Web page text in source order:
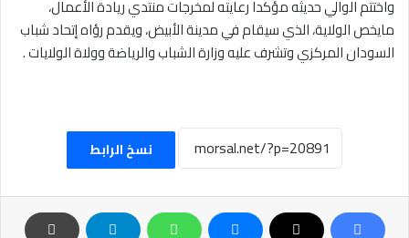
واختتم الوالي حديثه مؤكدا رعايته لمخرجات منتدي ريادة الأعمال،
مايخص الولاية، الذي سيقام في مدينة الأبيض، ويقدم رؤاه إتحاد شباب
السودان المركزي وتشرف عليه وزارة الشباب والرياضة وولاة الولايات .
نسخ الرابط